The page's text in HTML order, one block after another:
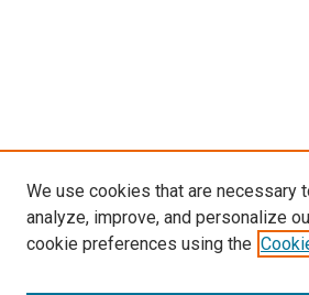
We use cookies that are necessary
analyze, improve, and personalize
cookie preferences using the